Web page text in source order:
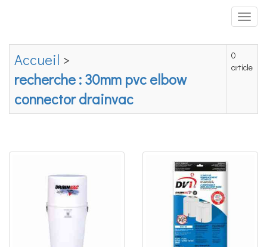
Accueil >
recherche : 30mm pvc elbow
connector drainvac
0
article